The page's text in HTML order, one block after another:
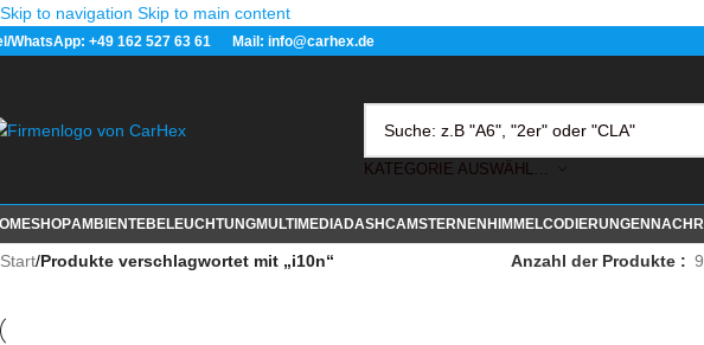
Skip to navigation Skip to main content
WhatsApp: +49 162 527 63 61 Mail: info@carhex.de
SHOPAMBIENTEBELEUCHTUNGMULTIMEDIADASHCAMSTERNENHIMMELCODIERUNGEN
Start/Produkte verschlagwortet mit „i10n“ Anzahl der Produkte 9